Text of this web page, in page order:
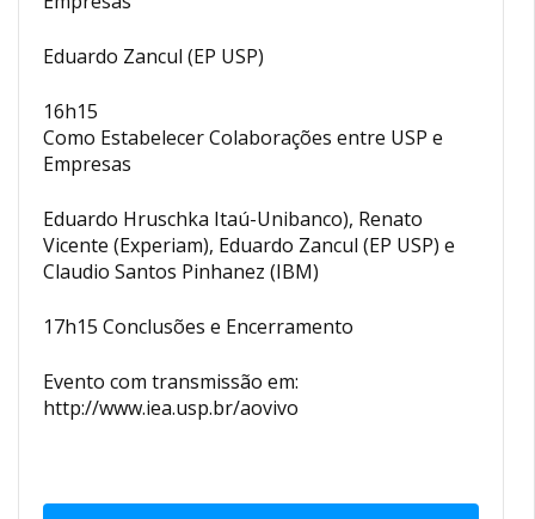
Eduardo Zancul (EP USP)
16h15
Como Estabelecer Colaborações entre USP e
Empresas
Eduardo Hruschka Itaú-Unibanco), Renato
Vicente (Experiam), Eduardo Zancul (EP USP) e
Claudio Santos Pinhanez (IBM)
17h15 Conclusões e Encerramento
Evento com transmissão em:
http://www.iea.usp.br/aovivo